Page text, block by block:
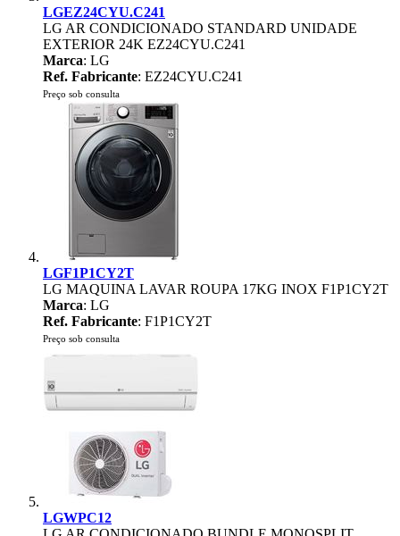
LGEZ24CYU.C241
LG AR CONDICIONADO STANDARD UNIDADE
EXTERIOR 24K EZ24CYU.C241
Marca: LG
Ref. Fabricante: EZ24CYU.C241
Preço sob consulta
LGF1P1CY2T
LG MAQUINA LAVAR ROUPA 17KG INOX F1P1CY2T
Marca: LG
Ref. Fabricante: F1P1CY2T
Preço sob consulta
LGWPC12